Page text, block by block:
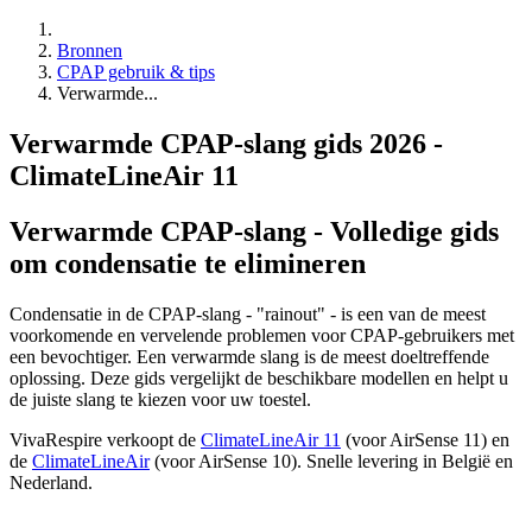
Bronnen
CPAP gebruik & tips
Verwarmde...
Verwarmde CPAP-slang gids 2026 -
ClimateLineAir 11
Verwarmde CPAP-slang - Volledige gids
om condensatie te elimineren
Condensatie in de CPAP-slang - "rainout" - is een van de meest
voorkomende en vervelende problemen voor CPAP-gebruikers met
een bevochtiger. Een verwarmde slang is de meest doeltreffende
oplossing. Deze gids vergelijkt de beschikbare modellen en helpt u
de juiste slang te kiezen voor uw toestel.
VivaRespire verkoopt de ClimateLineAir 11 (voor AirSense 11) en
de ClimateLineAir(voor AirSense 10). Snelle levering in België en
Nederland.